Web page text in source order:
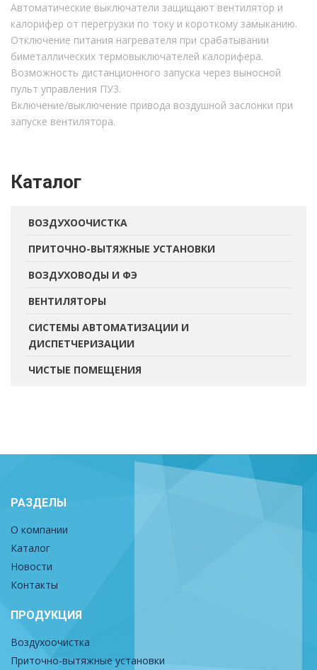
Автоматические выключатели защищают вентилятор и
калорифер от перегрузки по току и короткому замыканию.
Отключение питания нагревателя при срабатывании
биметаллических термовыключателей калорифера.
Возможность дистанционного запуска через выносной
пульт управления ПУ3.
Включение/выключение привода воздушной заслонки при
запуске вентилятора.
Каталог
ВОЗДУХООЧИСТКА
ПРИТОЧНО-ВЫТЯЖНЫЕ УСТАНОВКИ
ВОЗДУХОВОДЫ И ФЭ
ВЕНТИЛЯТОРЫ
СИСТЕМЫ АВТОМАТИЗАЦИИ И
ДИСПЕТЧЕРИЗАЦИИ
ЧИСТЫЕ ПОМЕЩЕНИЯ
РАЗДЕЛЫ
О компании
Каталог
Новости
Контакты
ПРОДУКЦИЯ
Воздухоочистка
Приточно-вытяжные установки